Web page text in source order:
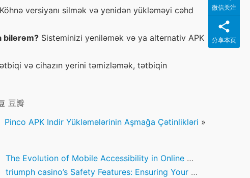
Köhnə versiyanı silmək və yenidən yükləməyi cəhd
bilərəm? Sisteminizi yeniləmək və ya alternativ APK
və cihazın yerini təmizləmək, tətbiqin
豆瓣
Pinco APK Indir Yükləmələrinin Aşmağa Çətinlikləri »
The Evolution of Mobile Accessibility in Online Casino Gaming
triumph casino’s Safety Features: Ensuring Your Protection
微信关注
分享本页